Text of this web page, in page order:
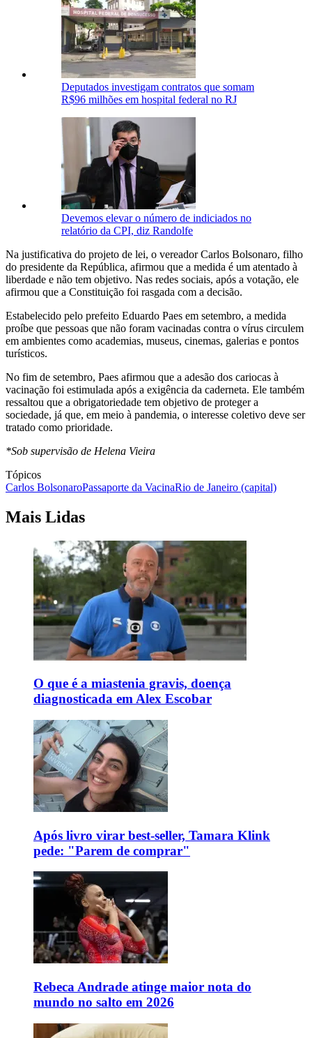
Deputados investigam contratos que somam
R$96 milhões em hospital federal no RJ
Devemos elevar o número de indiciados no
relatório da CPI, diz Randolfe
Na justificativa do projeto de lei, o vereador Carlos Bolsonaro, filho
do presidente da República, afirmou que a medida é um atentado à
liberdade e não tem objetivo. Nas redes sociais, após a votação, ele
afirmou que a Constituição foi rasgada com a decisão.
Estabelecido pelo prefeito Eduardo Paes em setembro, a medida
proíbe que pessoas que não foram vacinadas contra o vírus circulem
em ambientes como academias, museus, cinemas, galerias e pontos
turísticos.
No fim de setembro, Paes afirmou que a adesão dos cariocas à
vacinação foi estimulada após a exigência da caderneta. Ele também
ressaltou que a obrigatoriedade tem objetivo de proteger a
sociedade, já que, em meio à pandemia, o interesse coletivo deve ser
tratado como prioridade.
*Sob supervisão de Helena Vieira
Tópicos
Carlos BolsonaroPassaporte da VacinaRio de Janeiro (capital)
Mais Lidas
O que é a miastenia gravis, doença
diagnosticada em Alex Escobar
Após livro virar best-seller, Tamara Klink
pede: "Parem de comprar"
Rebeca Andrade atinge maior nota do
mundo no salto em 2026